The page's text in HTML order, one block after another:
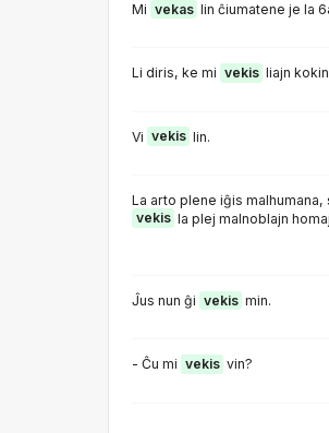
Mi vekas lin ĉiumatene je la
Li diris, ke mi vekis liajn
Vi vekis lin.
La arto plene iĝis
vekis la plej malnoblajn
Ĵus nun ĝi vekis min.
- Ĉu mi vekis vin?